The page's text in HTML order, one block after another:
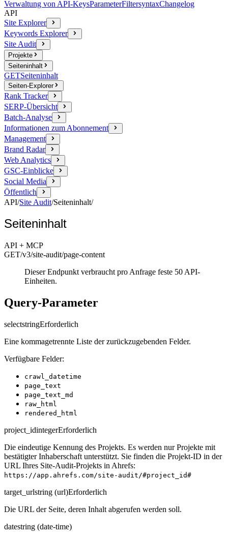
Verwaltung von API-KeysParameterFiltersyntaxChangelog
API
Site Explorer
Keywords Explorer
Site Audit
Projekte
Seiteninhalt
GETSeiteninhalt
Seiten-Explorer
Rank Tracker
SERP-Übersicht
Batch-Analyse
Informationen zum Abonnement
Management
Brand Radar
Web Analytics
GSC-Einblicke
Social Media
Öffentlich
API/Site Audit/Seiteninhalt/
Seiteninhalt
API + MCP
GET/v3/site-audit/page-content
Dieser Endpunkt verbraucht pro Anfrage feste 50 API-
Einheiten.
Query-Parameter
selectstringErforderlich
Eine kommagetrennte Liste der zurückzugebenden Felder.
Verfügbare Felder:
crawl_datetime
page_text
page_text_md
raw_html
rendered_html
project_idintegerErforderlich
Die eindeutige Kennung des Projekts. Es werden nur Projekte mit
bestätigter Inhaberschaft unterstützt. Sie finden die Projekt-ID in der
URL Ihres Site-Audit-Projekts in Ahrefs:
https://app.ahrefs.com/site-audit/#project_id#
target_urlstring (url)Erforderlich
Die URL der Seite, deren Inhalt abgerufen werden soll.
datestring (date-time)